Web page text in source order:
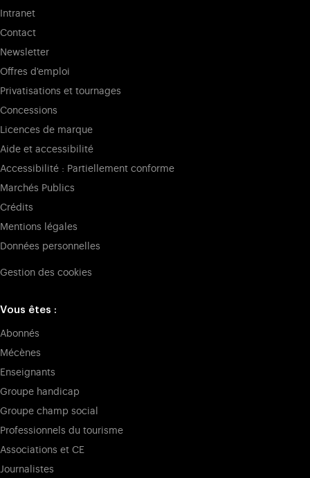
Intranet
Contact
Newsletter
Offres d'emploi
Privatisations et tournages
Concessions
Licences de marque
Aide et accessibilité
Accessibilité : Partiellement conforme
Marchés Publics
Crédits
Mentions légales
Données personnelles
Gestion des cookies
Vous êtes :
Abonnés
Mécènes
Enseignants
Groupe handicap
Groupe champ social
Professionnels du tourisme
Associations et CE
Journalistes